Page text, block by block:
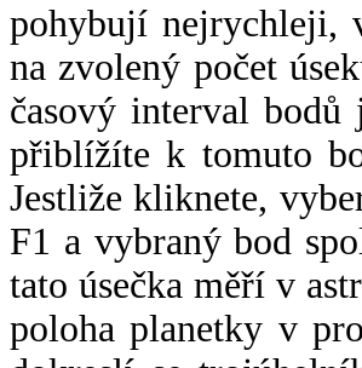
pohybují nejrychleji,
na zvolený počet
časový interval
přiblížíte k tomuto
Jestliže kliknete,
F1 a vybraný bod
tato úsečka měří v
poloha planetky v